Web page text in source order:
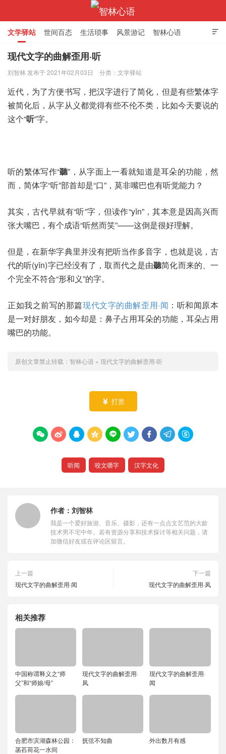

文学驿站 世间百态 生活琐事 风景游记 智林心语
现代文字的曲解歪用·听
刘智林 发布于 2021年02月03日 分类： 文学驿站
近代，为了方便书写，把汉字进行了简化，但是有些繁体字
被简化后，从字从义都觉得有些不伦不类，比如今天要说的
这个“听”字。
听的繁体写作“聽”，从字面上一看就知道是耳朵的功能，然
而，简体字“听”部首却是“口”，莫非嘴巴也有听觉能力？
其实，古代早就有“听”字，但读作“yǐn”，其本意是因高兴而
张大嘴巴，有个成语“听然而笑”——这倒是很好理解。
但是，在新华字典里并没有把听当作多音字，也就是说，古
代的听(yǐn)字已经没有了，取而代之是由聽简化而来的、一
个完全不符合“形和义”的字。
正如我之前写的那篇现代文字的曲解歪用·闻 ：听和闻原本
是一对好朋友，如今却是：鼻子占用耳朵的功能，耳朵占用
嘴巴的功能。
原创文章禁止转载： 智林心语 » 现代文字的曲解歪用·听
 打赏
        
听闻 咬文嚼字 汉字文化
作者： 刘智林
我是一个爱好旅游、音乐、摄影，还有一点点文艺范的大龄
技术男不宅中年。若有资源分享和技术探讨等相关问题，请
加微信好友或在评论区留言。
上一篇
现代文字的曲解歪用·闻
下一篇
现代文字的曲解歪用·凤
相关推荐
中国称谓释义之“师
父”和“师娘/母”
现代文字的曲解歪用·
凤
现代文字的曲解歪用·
闻
合肥市滨湖森林公园：
菡萏荷花一水间
抚弦不知曲 外出数月有感